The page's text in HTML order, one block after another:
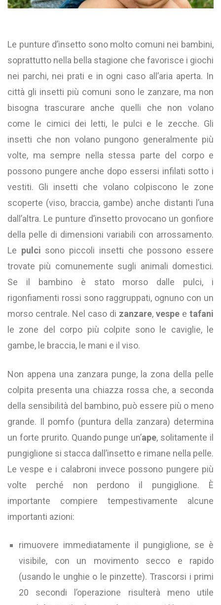
Le punture d’insetto sono molto comuni nei bambini,
soprattutto nella bella stagione che favorisce i giochi
nei parchi, nei prati e in ogni caso all’aria aperta. In
città gli insetti più comuni sono le zanzare, ma non
bisogna trascurare anche quelli che non volano
come le cimici dei letti, le pulci e le zecche. Gli
insetti che non volano pungono generalmente più
volte, ma sempre nella stessa parte del corpo e
possono pungere anche dopo essersi infilati sotto i
vestiti. Gli insetti che volano colpiscono le zone
scoperte (viso, braccia, gambe) anche distanti l’una
dall’altra. Le punture d’insetto provocano un gonfiore
della pelle di dimensioni variabili con arrossamento.
Le pulci sono piccoli insetti che possono essere
trovate più comunemente sugli animali domestici.
Se il bambino è stato morso dalle pulci, i
rigonfiamenti rossi sono raggruppati, ognuno con un
morso centrale. Nel caso di zanzare, vespe e tafani
le zone del corpo più colpite sono le caviglie, le
gambe, le braccia, le mani e il viso.
Non appena una zanzara punge, la zona della pelle
colpita presenta una chiazza rossa che, a seconda
della sensibilità del bambino, può essere più o meno
grande. Il pomfo (puntura della zanzara) determina
un forte prurito. Quando punge un’ape, solitamente il
pungiglione si stacca dall’insetto e rimane nella pelle.
Le vespe e i calabroni invece possono pungere più
volte perché non perdono il pungiglione. È
importante compiere tempestivamente alcune
importanti azioni:
rimuovere immediatamente il pungiglione, se è
visibile, con un movimento secco e rapido
(usando le unghie o le pinzette). Trascorsi i primi
20 secondi l’operazione risulterà meno utile